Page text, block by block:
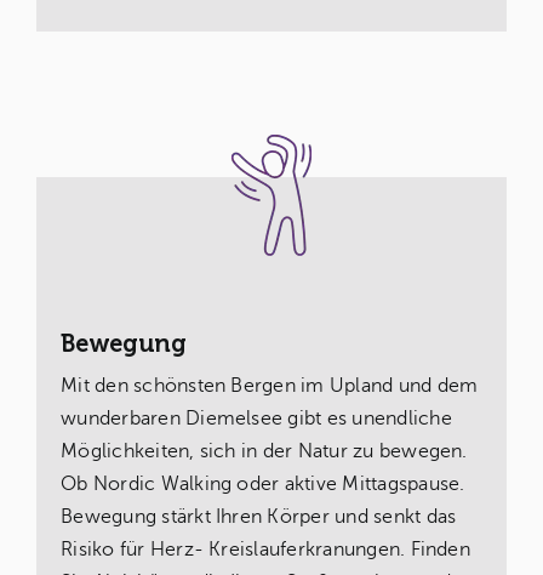
Bewegung
Mit den schönsten Bergen im Upland und dem
wunderbaren Diemelsee gibt es unendliche
Möglichkeiten, sich in der Natur zu bewegen.
Ob Nordic Walking oder aktive Mittagspause.
Bewegung stärkt Ihren Körper und senkt das
Risiko für Herz- Kreislauferkranungen. Finden